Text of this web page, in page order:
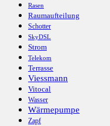
Rasen
Raumaufteilung
Schotter
SkyDSL
Strom
Telekom
Terrasse
Viessmann
Vitocal
Wasser
Wärmepumpe
Zapf